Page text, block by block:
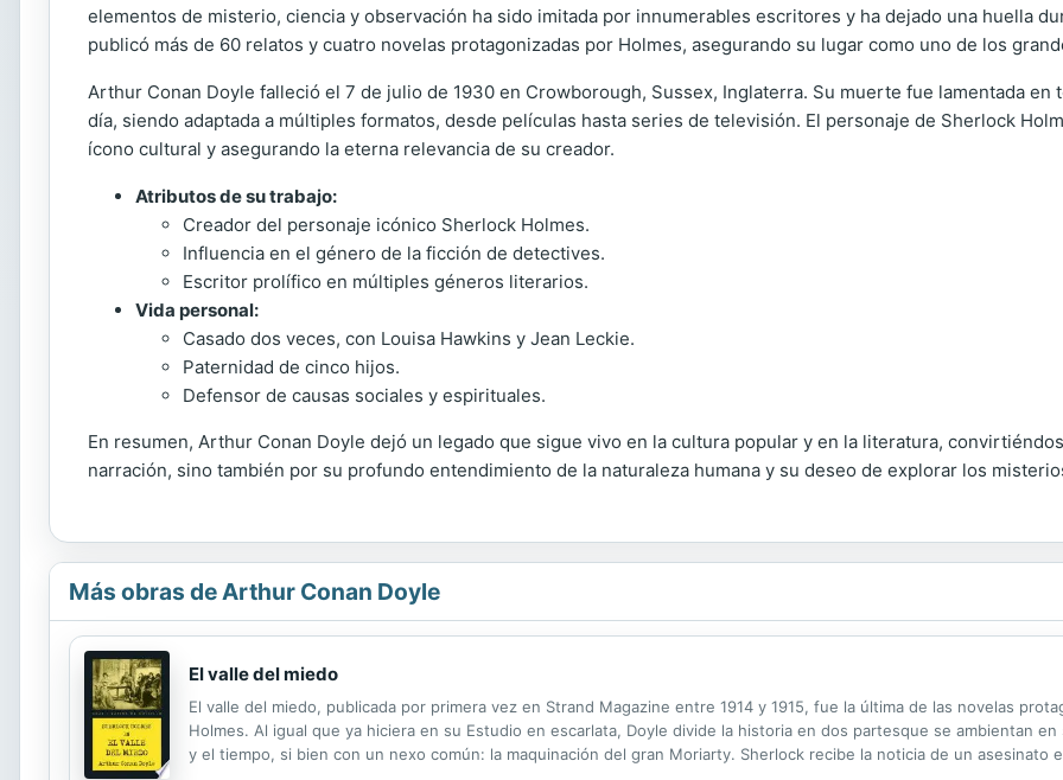
elementos de misterio, ciencia y observación ha sido imitada por innumerables escritores y ha dejado una huella
publicó más de 60 relatos y cuatro novelas protagonizadas por Holmes, asegurando su lugar como uno de los
Arthur Conan Doyle falleció el 7 de julio de 1930 en Crowborough, Sussex, Inglaterra. Su muerte fue lamentada
día, siendo adaptada a múltiples formatos, desde películas hasta series de televisión. El personaje de Sherlock
ícono cultural y asegurando la eterna relevancia de su creador.
Atributos de su trabajo:
Creador del personaje icónico Sherlock Holmes.
Influencia en el género de la ficción de detectives.
Escritor prolífico en múltiples géneros literarios.
Vida personal:
Casado dos veces, con Louisa Hawkins y Jean Leckie.
Paternidad de cinco hijos.
Defensor de causas sociales y espirituales.
En resumen, Arthur Conan Doyle dejó un legado que sigue vivo en la cultura popular y en la literatura,
narración, sino también por su profundo entendimiento de la naturaleza humana y su deseo de explorar los
Más obras de Arthur Conan Doyle
El valle del miedo
El valle del miedo, publicada por primera vez en Strand Magazine entre 1914 y 1915, fue la última de las novelas
Holmes. Al igual que ya hiciera en su Estudio en escarlata, Doyle divide la historia en dos partesque se ambientan
y el tiempo, si bien con un nexo común: la maquinación del gran Moriarty. Sherlock recibe la noticia de un asesinato